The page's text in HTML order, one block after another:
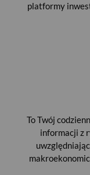
platformy
To Twój
informacji z